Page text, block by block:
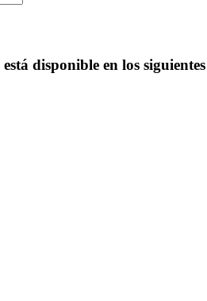
está disponible en los